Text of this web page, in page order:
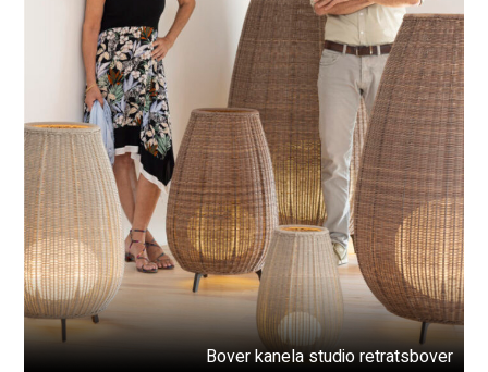
Bover kanela studio retratsbover